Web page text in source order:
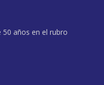
años en el rubro